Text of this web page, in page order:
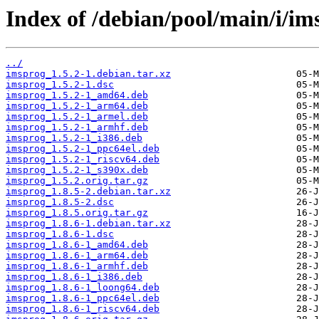
Index of /debian/pool/main/i/
../
imsprog_1.5.2-1.debian.tar.xz
imsprog_1.5.2-1.dsc
imsprog_1.5.2-1_amd64.deb
imsprog_1.5.2-1_arm64.deb
imsprog_1.5.2-1_armel.deb
imsprog_1.5.2-1_armhf.deb
imsprog_1.5.2-1_i386.deb
imsprog_1.5.2-1_ppc64el.deb
imsprog_1.5.2-1_riscv64.deb
imsprog_1.5.2-1_s390x.deb
imsprog_1.5.2.orig.tar.gz
imsprog_1.8.5-2.debian.tar.xz
imsprog_1.8.5-2.dsc
imsprog_1.8.5.orig.tar.gz
imsprog_1.8.6-1.debian.tar.xz
imsprog_1.8.6-1.dsc
imsprog_1.8.6-1_amd64.deb
imsprog_1.8.6-1_arm64.deb
imsprog_1.8.6-1_armhf.deb
imsprog_1.8.6-1_i386.deb
imsprog_1.8.6-1_loong64.deb
imsprog_1.8.6-1_ppc64el.deb
imsprog_1.8.6-1_riscv64.deb